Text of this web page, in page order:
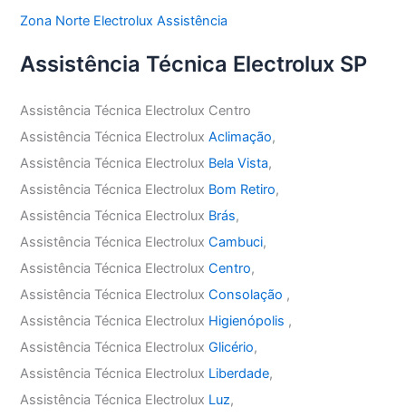
Zona Norte Electrolux Assistência
Assistência Técnica Electrolux SP
Assistência Técnica Electrolux Centro
Assistência Técnica ElectroluxAclimação,
Assistência Técnica Electrolux Bela Vista,
Assistência Técnica Electrolux Bom Retiro,
Assistência Técnica Electrolux Brás,
Assistência Técnica ElectroluxCambuci,
Assistência Técnica ElectroluxCentro,
Assistência Técnica ElectroluxConsolação ,
Assistência Técnica Electrolux Higienópolis ,
Assistência Técnica ElectroluxGlicério,
Assistência Técnica Electrolux Liberdade,
Assistência Técnica Electrolux Luz,